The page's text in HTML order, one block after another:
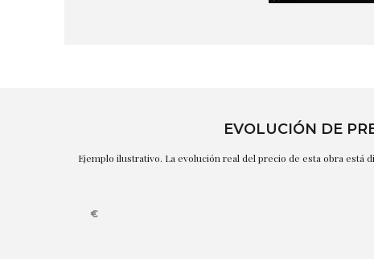
EVOLUCIÓN DE
Ejemplo ilustrativo. La evolución real del precio de esta obra está